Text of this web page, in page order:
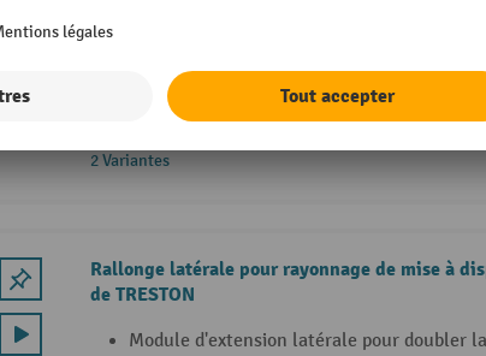
3 niveaux de roulettes - solidaires de ceux
Mise à disposition rapide des articles -
processus LEAN
2 Variantes
Rallonge latérale pour rayonnage de mise à
de TRESTON
Module d'extension latérale pour doubler